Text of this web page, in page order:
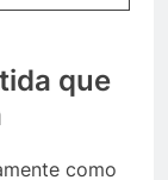
que
como